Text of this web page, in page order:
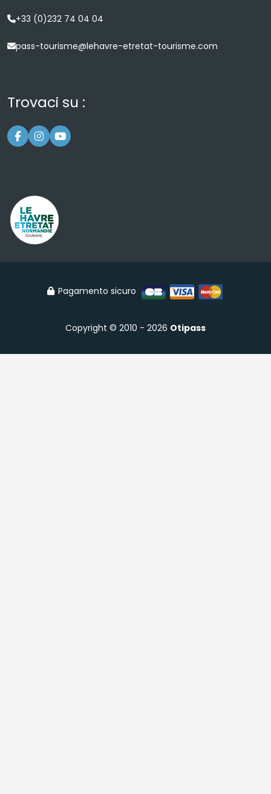
+33 (0)232 74 04 04
pass-tourisme@lehavre-etretat-tourisme.com
Trovaci su :
Pagamento sicuro
Copyright © 2010 - 2026 Otipass